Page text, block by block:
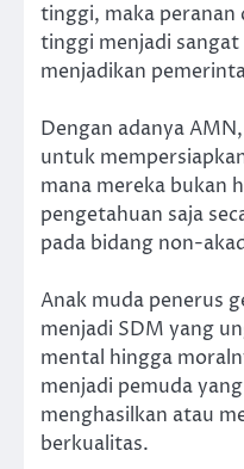
tinggi, maka peranan
tinggi menjadi
menjadikan
Dengan adanya
untuk
mana mereka bukan
pengetahuan saja
pada bidang non-
Anak muda penerus
menjadi SDM yang
mental hingga
menjadi pemuda
menghasilkan atau
berkualitas.